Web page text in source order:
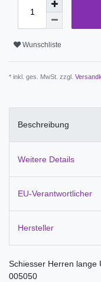
Wunschliste
* inkl. ges. MwSt. zzgl.
Beschreibung
Weitere Details
EU-Verantwortlicher
Hersteller
Schiesser Herren lange
005050